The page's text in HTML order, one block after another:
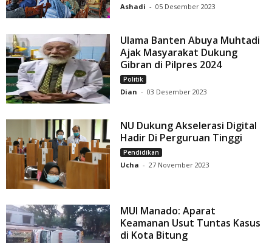
Ashadi - 05 Desember 2023
Ulama Banten Abuya Muhtadi
Ajak Masyarakat Dukung
Gibran di Pilpres 2024
Politik
Dian - 03 Desember 2023
NU Dukung Akselerasi Digital
Hadir Di Perguruan Tinggi
Pendidikan
Ucha - 27 November 2023
MUI Manado: Aparat
Keamanan Usut Tuntas Kasus
di Kota Bitung